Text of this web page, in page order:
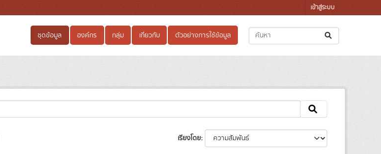
เข้าสู่ระบบ
ชุดข้อมูล องค์กร กลุ่ม เกี่ยวกับ ตัวอย่างการใช้ข้อมูล
เรียงโดย